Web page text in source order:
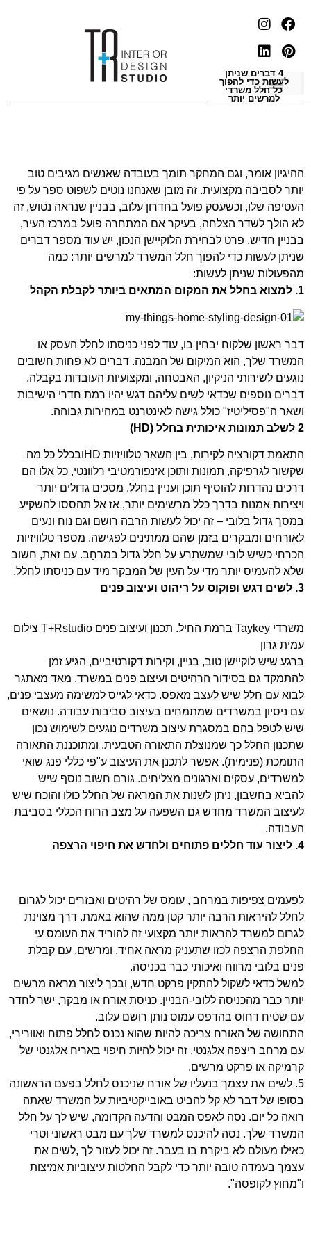
4 דברים שניתן
לעשות כדי להפוך
כל חלל משרדי
למרשים יותר
ההיגיון אומר, וגם המחקר תומך בעובדה שאנשים מגיבים טוב
יותר לסביבה מקצועית. זה מובן שאנחנו נוטים לשפוט ספר על פי
העטיפה שלו, וכשעסק פועל בחדרון עלוב, בבניין שנראה נטוש, זה
לא הולך לשדר הצלחה, בעיקר אם המתחרה פועל במרכז העיר,
בבניין חדיש. פרט לבחירת הלוקיישן הנכון, יש עוד מספר דברים
שניתן לעשות כדי להפוך חלל המשרד למרשים יותר: כמה
מהפעולות שניתן לעשות:
1. למצוא בחלל את המקום המתאים ביותר לקבלת הקהל
דבר ראשון שלקוח יבחין בו, עוד לפני כניסתו לחלל העסק או
המשרד שלך, הוא המיקום של המבנה. דברים לא פחות חשובים
נוגעים לשירותי הניקיון, האבטחה, ומקצועיות העובדות בקבלה.
דברים נוספים שכדאי לשים עליהם דגש יהיו רמת חדרי הישיבות
ושאר ה"פסיליטיז" כולל גישה לאינטרנט במהירות גבוהה.
2 לשלב תמונות איכותית בחלל (HD)
התאמת דקורציה לקירות, בין השאר טלוויזיות HDובכלל כל מה
שקשור לגרפיקה, תמונות ותוכן אינפורמטיבי רלוונטי, כל אלו הם
דרכים נהדרות להוסיף תוכן ועניין בחלל. מסכים גדולים יותר
ויצירות אמנות בדרך כלל מרשימים יותר, אז אל תהססו להשקיע
במסך גדול בלובי – זה יכול לעשות הרבה רושם וגם נוח ונעים
לאורחים ומבקרים בזמן שהם ממתינים לפגישה. מספר טלוויזיות
הכרחי כשיש לובי שמשתרע על חלל גדול במרחָב. עם זאת, חשוב
שלא להעמיס יותר מדי על העין של המבקר מיד עם כניסתו לחלל.
3. לשים דגש ופוקוס על ריהוט ועיצוב פנים
משרדי Taykey ברמת החיל. תכנון ועיצוב פנים T+Rstudio צילום
עמית גרון
ברגע שיש לוקיישן טוב, בניין, וקירות דקורטיביים, הגיע זמן
להתמקד גם בסידור הרהיטים ועיצוב פנים במשרד. מאד מאתגר
לבוא עם חלל שיש לעצב מאפס. כדאי לגייס למשימה מעצבי פנים,
עם ניסיון במשרדים שמתמחים בעיצוב סביבות עבודה. נושאים
שיש לטפל בהם במסגרת עיצוב משרדים נוגעים לשימוש נכון
שתכנון החלל כך שמנוצלת התאורה הטבעית, ומתוכננת התאורה
התומכת (פנימית). אפשר לתכנן את העיצוב ע"פי כללי פנג שואי
למשרדים, עסקים וארגונים מצליחים. גורם חשוב נוסף שיש
להביא בחשבון, ניתן לשנות את המראה של החלל כולו והוכח שיש
לעיצוב המשרד מחדש גם השפעה על מצב הרוח הכללי בסביבת
העבודה.
4. ליצור עוד חללים פתוחים ולחדש את חיפוי הרצפה
לפעמים צפיפות במרחב , עומס של רהיטים ואבזרים יכול לגרום
לחלל להיראות הרבה יותר קטן ממה שהוא באמת. דרך מצוינת
לגרום למשרד להראות יותר מקצועי זה להוריד את העומס עי
החלפת הרצפה לכזו שתעניק מראה אחיד, ומרשים, עם קבלת
פנים בלובי מרווח ואיכותי כבר בכניסה.
למשל כדאי לשקול להתקין פרקט חדש, ובכך ליצור מראה מרשים
יותר כבר מהכניסה ללובי-הבניין. כניסת אורח או מבקר, ישר לחדר
עם שטיח דחוס בהדפס עמוס נותן רושם עלוב.
התחושה של האורח צריכה להיות שהוא נכנס לחלל פתוח ואוורירי,
עם מרחב ריצפה אלגנטי. זה יכול להיות חיפוי באריח אלגנטי של
קרמיקה או פרקט מרשים.
5. לשים את עצמך בנעליו של אורח שניכנס לחלל בפעם הראשונה
בסופו של דבר לא קל להביט באובייקטיביות על המשרד שאתה
רואה כל יום. נסה לאפס המבט והדעה הקדומה, שיש לך על חלל
המשרד שלך. נסה להיכנס למשרד שלך עם מבט ראשוני וטרי
כאילו מעולם לא ביקרת בו בעבר. זה יכול לעזור לך ,לשים את
עצמך בעמדה טובה יותר כדי לקבל החלטות עיצוביות אמיצות
ו"מחוץ לקופסה".